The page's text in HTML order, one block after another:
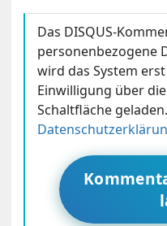
Das DISQUS-
personenbezogene
wird das System
Einwilligung über
Schaltfläche